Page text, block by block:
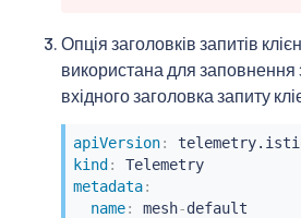
Опція заголовків запитів
використана для заповнення
вхідного заголовка запиту
apiVersion:
kind :
Telemetry
metadata:
name: mesh-default